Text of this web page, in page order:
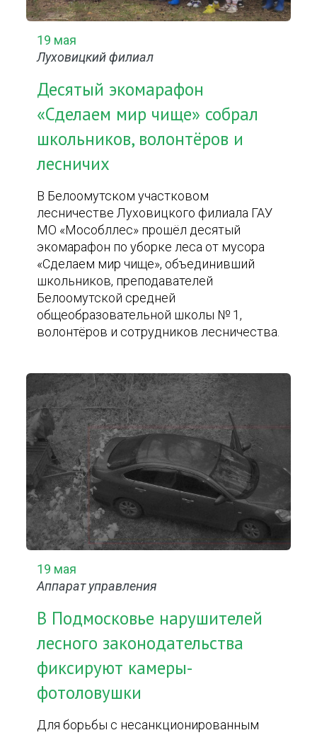
19 мая
Луховицкий филиал
Десятый экомарафон
«Сделаем мир чище» собрал
школьников, волонтёров и
лесничих
В Белоомутском участковом
лесничестве Луховицкого филиала ГАУ
МО «Мособллес» прошёл десятый
экомарафон по уборке леса от мусора
«Сделаем мир чище», объединивший
школьников, преподавателей
Белоомутской средней
общеобразовательной школы № 1,
волонтёров и сотрудников лесничества.
19 мая
Аппарат управления
В Подмосковье нарушителей
лесного законодательства
фиксируют камеры-
фотоловушки
Для борьбы с несанкционированным